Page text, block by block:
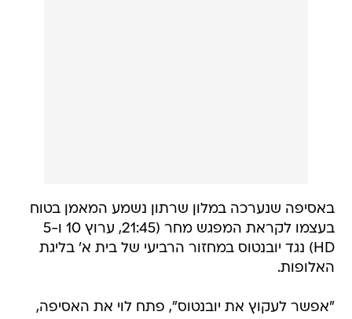
באסיפה שנערכה במלון שרתון נשמע המאמן בטוח
בעצמו לקראת המפגש מחר (21:45, ערוץ 10 ו-5
HD) נגד יובנטוס במחזור הרביעי של בית א' בליגת
האלופות.
"אפשר לעקוץ את יובנטוס", פתח לוי את האסיפה,